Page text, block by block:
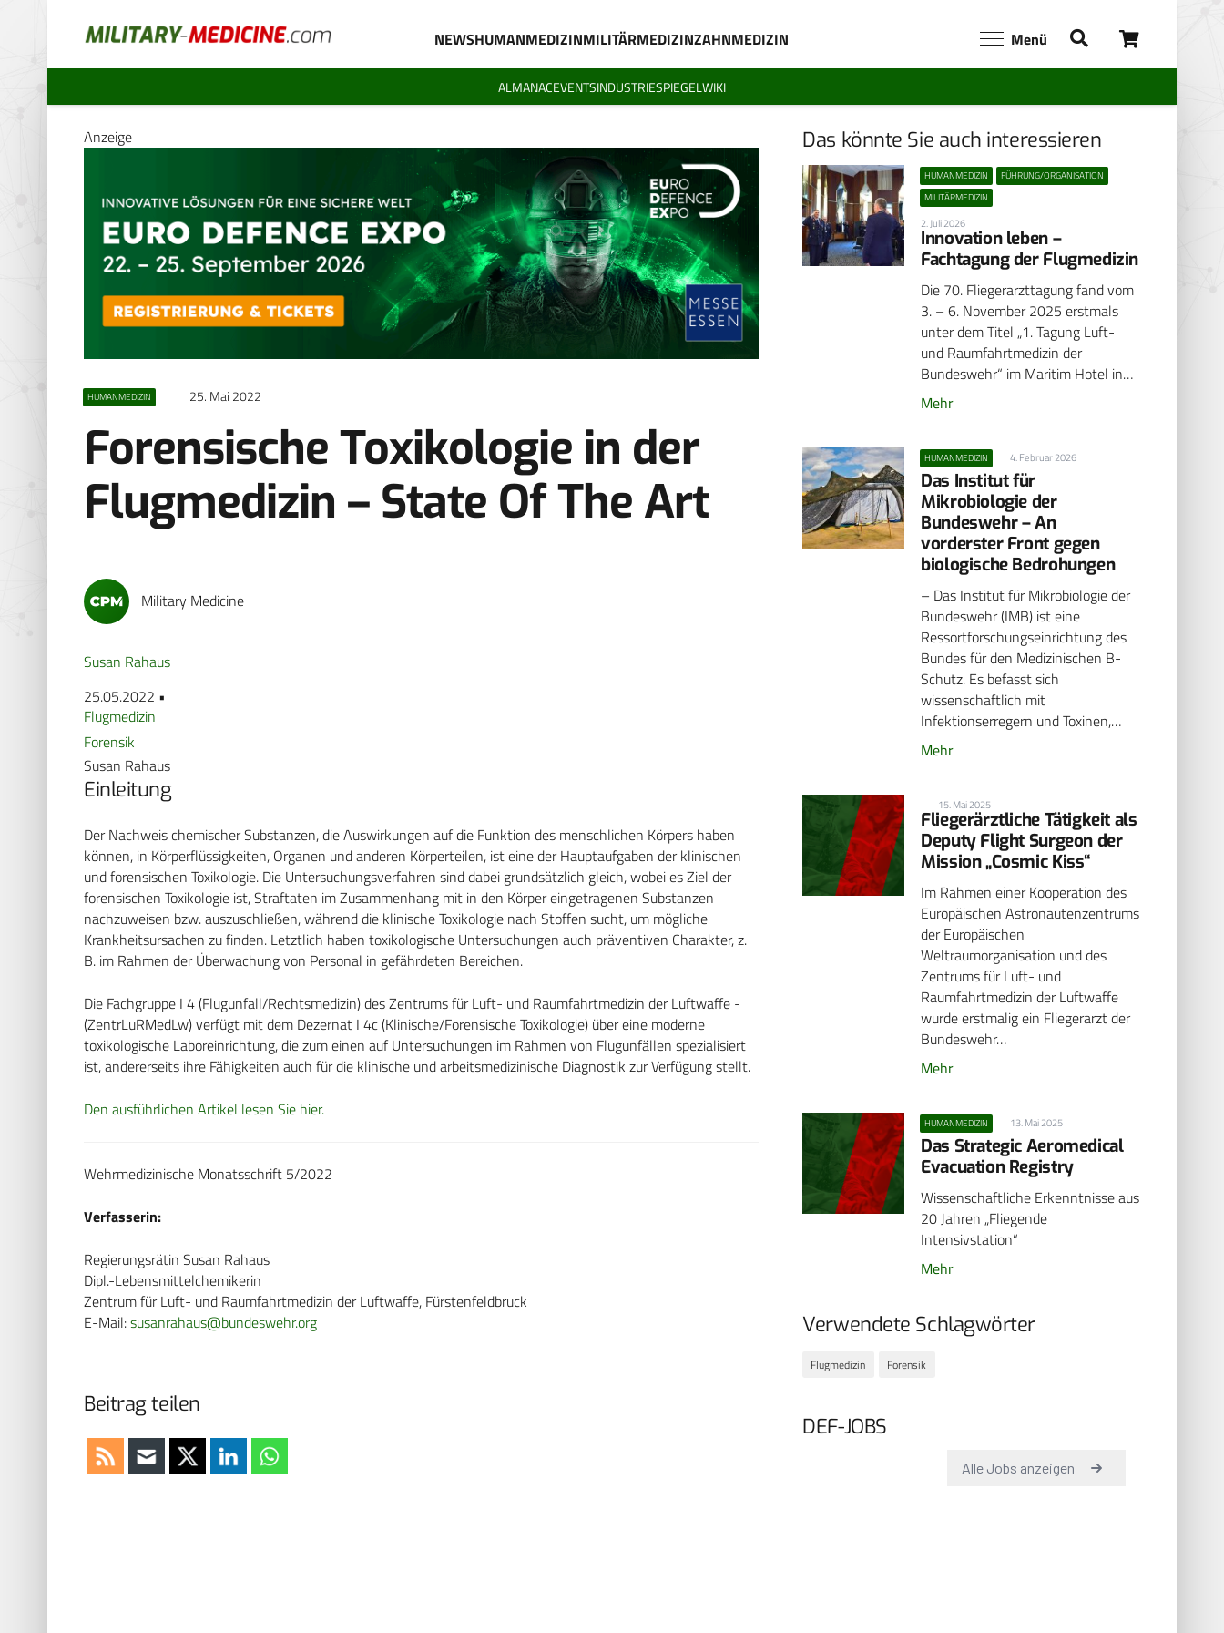
NEWSHUMANMEDIZINMILITÄRMEDIZINZAHNMEDIZIN Menü
ALMANACEVENTSINDUSTRIESPIEGELWIKI
Anzeige
HUMANMEDIZIN 25. Mai 2022
Forensische Toxikologie in der
Flugmedizin – State Of The Art
Military Medicine
Susan Rahaus
25.05.2022 •
Flugmedizin
Forensik
Susan Rahaus
Einleitung
Der Nachweis chemischer Substanzen, die Auswirkungen auf die Funktion des menschlichen Körpers haben
können, in Körperflüssigkeiten, Organen und anderen Körperteilen, ist eine der Hauptaufgaben der klinischen
und forensischen Toxikologie. Die Untersuchungsverfahren sind dabei grundsätzlich gleich, wobei es Ziel der
forensischen Toxikologie ist, Straftaten im Zusammenhang mit in den Körper eingetragenen Substanzen
nachzuweisen bzw. auszuschließen, während die klinische Toxikologie nach Stoffen sucht, um mögliche
Krankheitsursachen zu finden. Letztlich haben toxikologische Untersuchungen auch präventiven Charakter, z.
B. im Rahmen der Überwachung von Personal in gefährdeten Bereichen.
Die Fachgruppe I 4 (Flugunfall/Rechtsmedizin) des ­Zentrums für Luft- und Raumfahrtmedizin der Luftwaffe ­
(ZentrLuRMedLw) verfügt mit dem Dezernat I 4c (Klinische/Forensische Toxikologie) über eine moderne
toxikologische Laboreinrichtung, die zum einen auf Untersuchungen im Rahmen von Flugunfällen spezialisiert
ist, andererseits ihre Fähigkeiten auch für die klinische und arbeitsmedizinische Diagnostik zur Verfügung stellt.
Den ausführlichen Artikel lesen Sie hier.
Wehrmedizinische Monatsschrift 5/2022
Verfasserin:
Regierungsrätin Susan Rahaus
Dipl.-Lebensmittelchemikerin
Zentrum für Luft- und Raumfahrtmedizin der Luftwaffe, Fürstenfeldbruck
E-Mail:susanrahaus@bundeswehr.org
Beitrag teilen
Das könnte Sie auch interessieren
HUMANMEDIZIN
FÜHRUNG/ORGANISATION
MILITÄRMEDIZIN
2. Juli 2026
Innovation leben –
Fachtagung der Flugmedizin
Die 70. Fliegerarzttagung fand vom
3. – 6. November 2025 erstmals
unter dem Titel „1. Tagung Luft-
und Raumfahrtmedizin der
Bundeswehr“ im Maritim Hotel in…
Mehr
HUMANMEDIZIN 4. Februar 2026
Das Institut für
Mikrobiologie der
Bundeswehr – An
vorderster Front gegen
biologische Bedrohungen
– Das Institut für Mikrobiologie der
Bundeswehr (IMB) ist eine
Ressortforschungseinrichtung des
Bundes für den Medizinischen B-
Schutz. Es befasst sich
wissenschaftlich mit
Infektionserregern und Toxinen,…
Mehr
15. Mai 2025
Fliegerärztliche Tätigkeit als
Deputy Flight Surgeon der
Mission „Cosmic Kiss“
Im Rahmen einer Kooperation des
Europäischen Astronautenzentrums
der Europäischen
Weltraumorganisation und des
Zentrums für Luft- und
Raumfahrtmedizin der Luftwaffe
wurde erstmalig ein Fliegerarzt der
Bundeswehr…
Mehr
HUMANMEDIZIN 13. Mai 2025
Das Strategic Aeromedical
Evacuation Registry
Wissenschaftliche Erkenntnisse aus
20 Jahren „Fliegende
Intensivstation“
Mehr
Verwendete Schlagwörter
Flugmedizin Forensik
DEF-JOBS